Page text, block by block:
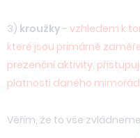
3) kroužky - vzhledem k
které jsou primárně
prezenční aktivity,
platnosti daného
Věřím, že to vše